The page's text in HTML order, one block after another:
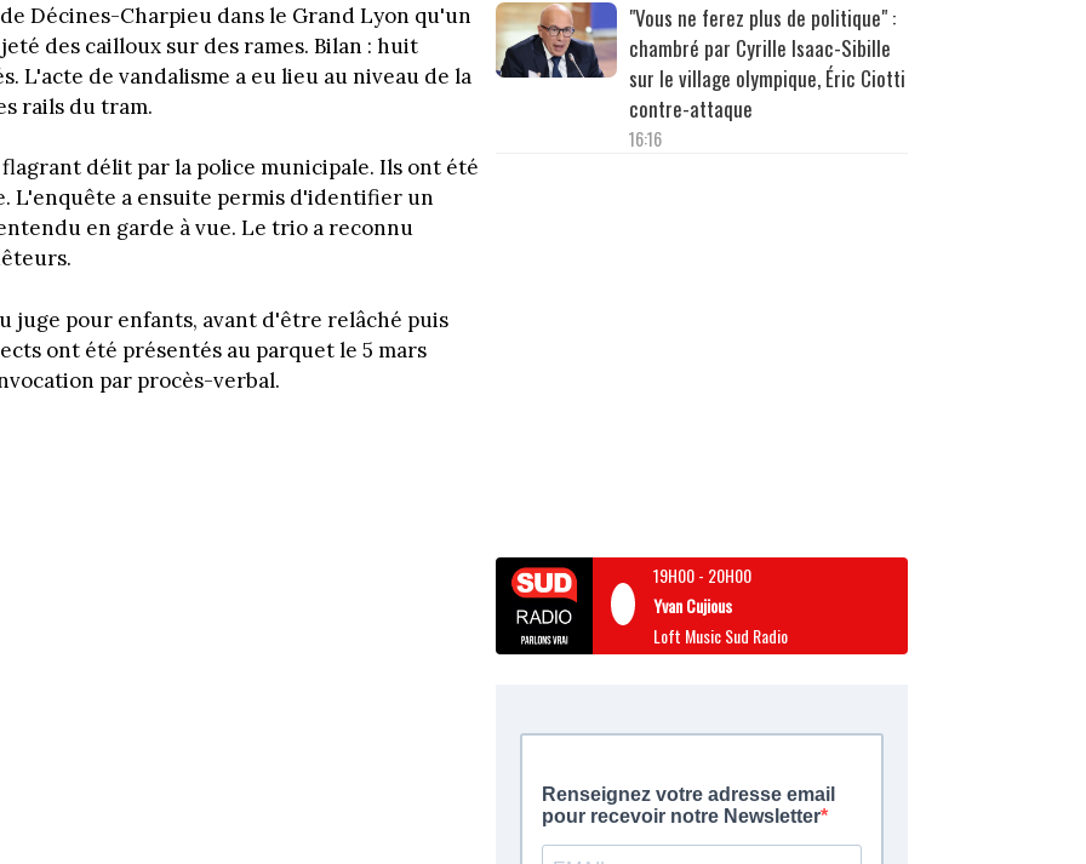
Décines-Charpieu dans le Grand Lyon qu'un
des cailloux sur des rames. Bilan : huit
L'acte de vandalisme a eu lieu au niveau de la
rails du tram.
délit par la police municipale. Ils ont été
L'enquête a ensuite permis d'identifier un
en garde à vue. Le trio a reconnu
juge pour enfants, avant d'être relâché puis
ont été présentés au parquet le 5 mars
par procès-verbal.
"Vous ne ferez plus de politique" :
chambré par Cyrille Isaac-Sibille
sur le village olympique, Éric Ciotti
contre-attaque
16:16
19H00- 20H00
Yvan Cujious
Loft Music Sud Radio